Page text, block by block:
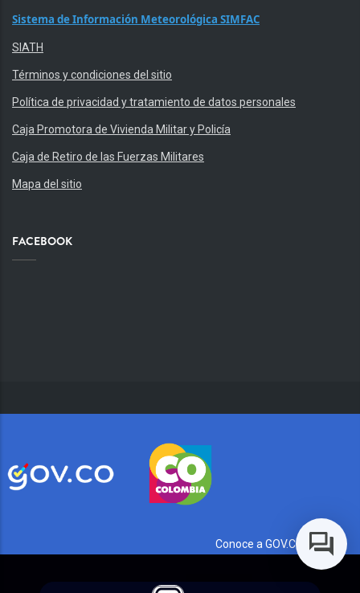
Sistema de Información Meteorológica SIMFAC
SIATH
Términos y condiciones del sitio
Política de privacidad y tratamiento de datos personales
Caja Promotora de Vivienda Militar y Policía
Caja de Retiro de las Fuerzas Militares
Mapa del sitio
FACEBOOK
Conoce a GOV.CO aquí